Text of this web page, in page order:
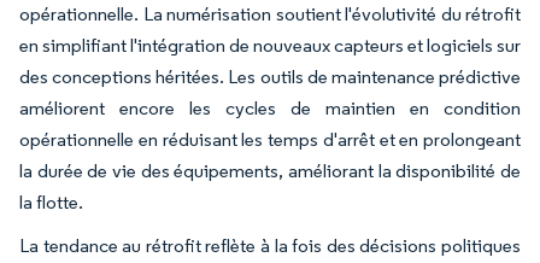
opérationnelle. La numérisation soutient l'évolutivité du rétrofit
en simplifiant l'intégration de nouveaux capteurs et logiciels sur
des conceptions héritées. Les outils de maintenance prédictive
améliorent encore les cycles de maintien en condition
opérationnelle en réduisant les temps d'arrêt et en prolongeant
la durée de vie des équipements, améliorant la disponibilité de
la flotte.
La tendance au rétrofit reflète à la fois des décisions politiques